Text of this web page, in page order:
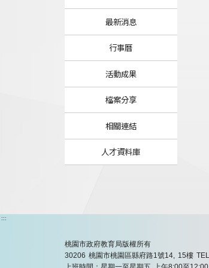
最新消息
行事曆
活動成果
檔案分享
相關連結
人才資料庫
:::
桃園市政府教育局版權所有
30206 桃園市桃園區縣府路1號14, 15樓